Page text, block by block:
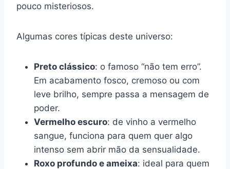
pouco misteriosos.
Algumas cores típicas deste universo:
Preto clássico: o famoso “não tem erro”.
Em acabamento fosco, cremoso ou com
leve brilho, sempre passa a mensagem de
poder.
Vermelho escuro: de vinho a vermelho
sangue, funciona para quem quer algo
intenso sem abrir mão da sensualidade.
Roxo profundo e ameixa: ideal para quem